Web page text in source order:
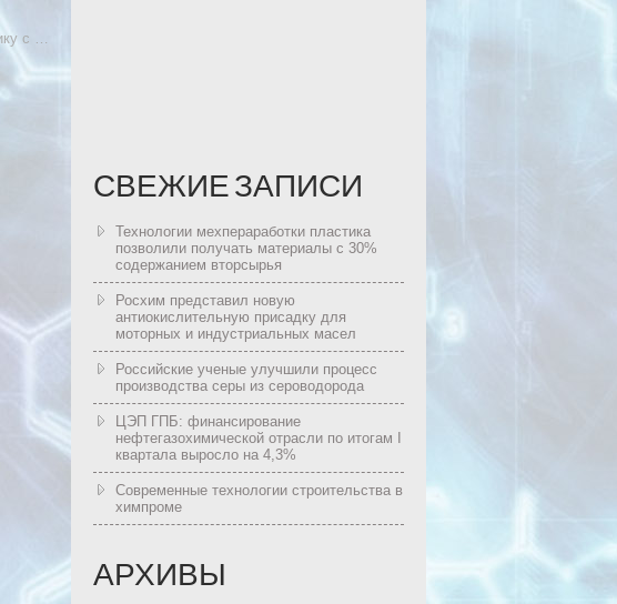
с …
СВЕЖИЕ ЗАПИСИ
Технологии мехпераработки пластика
позволили получать материалы с 30%
содержанием вторсырья
Росхим представил новую
антиокислительную присадку для
моторных и индустриальных масел
Российские ученые улучшили процесс
производства серы из сероводорода
ЦЭП ГПБ: финансирование
нефтегазохимической отрасли по итогам I
квартала выросло на 4,3%
Современные технологии строительства в
химпроме
АРХИВЫ